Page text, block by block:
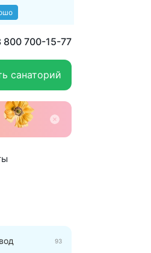
800 700-15-77
санаторий
93